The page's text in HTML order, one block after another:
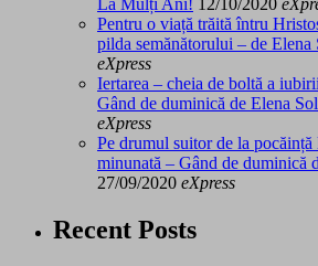
La Mulți Ani! 12/10/2020
Pentru o viață trăită întru
pilda semănătorului – de Elena
eXpress
Iertarea – cheia de boltă a
Gând de duminică de Elena
eXpress
Pe drumul suitor de la pocăință
minunată – Gând de duminică
27/09/2020 eXpress
Recent Posts